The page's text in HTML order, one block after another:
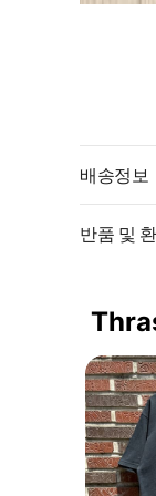
배송정보
반품 및